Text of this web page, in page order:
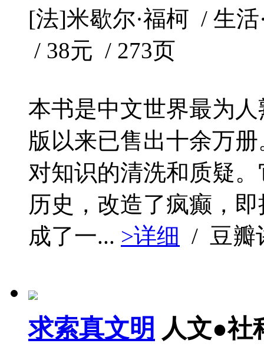
[法]米歇尔·福柯 / 生
/ 38元 / 273页
本书是中文世界最为
版以来已售出十余万
对知识的清洗和质疑
历史，改造了疯癫，
成了一... >详细 / 豆瓣
求索真文明 人文●社